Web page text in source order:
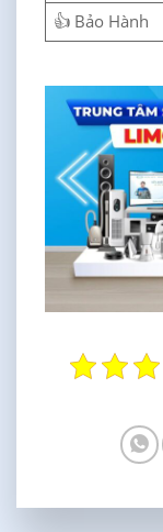
👍 Bảo Hành